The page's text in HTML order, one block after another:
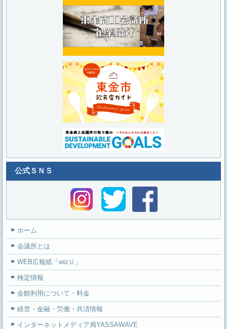
公式ＳＮＳ
ホーム
会議所とは
WEB広報紙「wizＵ」
検定情報
会館利用について・料金
経営・金融・労働・共済情報
インターネットメディア局YASSAWAVE